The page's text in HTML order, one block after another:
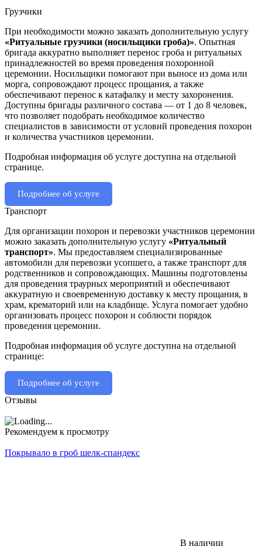
Грузчики
При необходимости можно заказать дополнительную услугу
«Ритуальные грузчики (носильщики гроба)». Опытная
бригада аккуратно выполняет перенос гроба и ритуальных
принадлежностей во время проведения похоронной
церемонии. Носильщики помогают при выносе из дома или
морга, сопровождают процесс прощания, а также
обеспечивают перенос к катафалку и месту захоронения.
Доступны бригады различного состава — от 1 до 8 человек,
что позволяет подобрать необходимое количество
специалистов в зависимости от условий проведения похорон
и количества участников церемонии.
Подробная информация об услуге доступна на отдельной
странице.
Подробнее об услуге
Транспорт
Для организации похорон и перевозки участников церемонии
можно заказать дополнительную услугу «Ритуальный
транспорт». Мы предоставляем специализированные
автомобили для перевозки усопшего, а также транспорт для
родственников и сопровождающих. Машины подготовлены
для проведения траурных мероприятий и обеспечивают
аккуратную и своевременную доставку к месту прощания, в
храм, крематорий или на кладбище. Услуга помогает удобно
организовать процесс похорон и соблюсти порядок
проведения церемонии.
Подробная информация об услуге доступна на отдельной
странице:
Подробнее об услуге
Отзывы
Рекомендуем к просмотру
Покрывало в гроб шелк-спандекс
В наличии